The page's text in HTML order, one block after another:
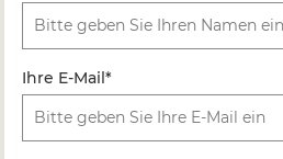
Ihre E-Mail*